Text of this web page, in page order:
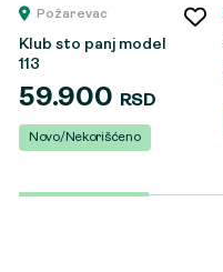
Požarevac
Klub sto panj model
113
59.900 RSD
Novo/Nekorišćeno